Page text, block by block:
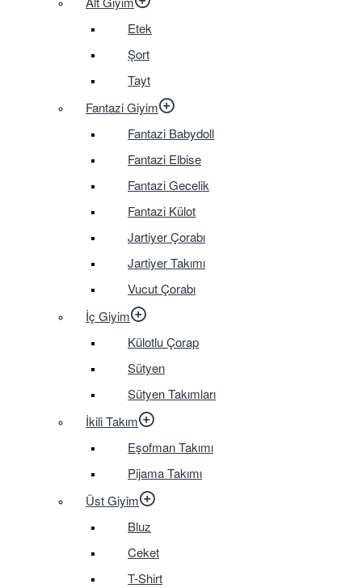
Etek
Şort
Tayt
Fantazi Giyim
Fantazi Babydoll
Fantazi Elbise
Fantazi Gecelik
Fantazi Külot
Jartiyer Çorabı
Jartiyer Takımı
Vucut Çorabı
İç Giyim
Külotlu Çorap
Sütyen
Sütyen Takımları
İkili Takım
Eşofman Takımı
Pijama Takımı
Üst Giyim
Bluz
Ceket
T-Shirt